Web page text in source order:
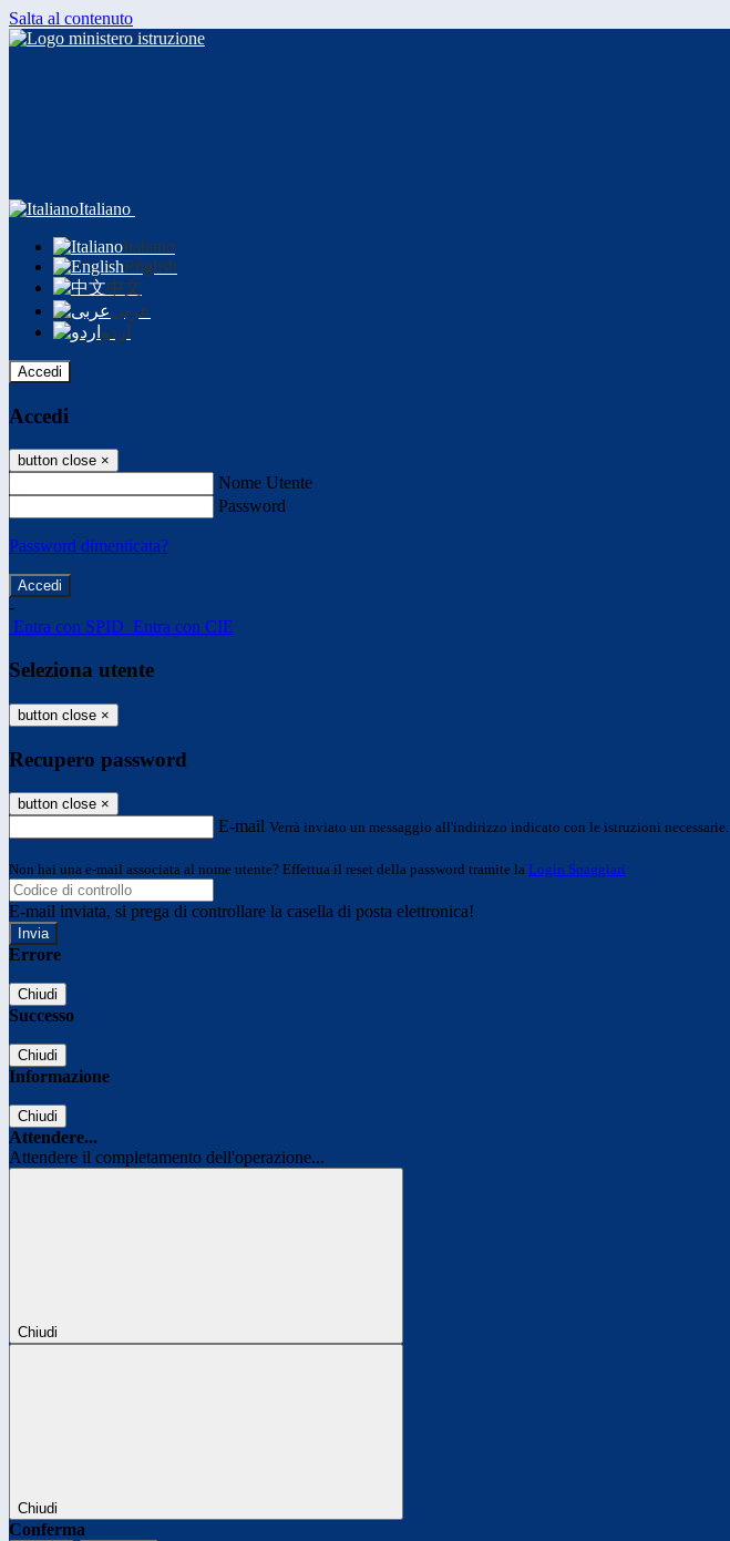
Salta al contenuto
Italiano
Italiano
English
中文
عربى
اردو
Accedi
Accedi
button close ×
Nome Utente
Password
Password dimenticata?
-
Entra con SPID Entra con CIE
Seleziona utente
button close ×
Recupero password
button close ×
E-mail Verrà inviato un messaggio all'indirizzo indicato con le istruzioni necessarie.
Non hai una e-mail associata al nome utente? Effettua il reset della password tramite la Login Spaggiari
E-mail inviata, si prega di controllare la casella di posta elettronica!
Errore
Chiudi
Successo
Chiudi
Informazione
Chiudi
Attendere...
Attendere il completamento dell'operazione...
Chiudi
Chiudi
Conferma